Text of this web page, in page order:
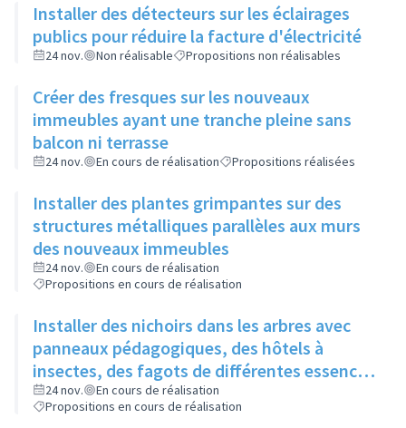
Installer des détecteurs sur les éclairages
publics pour réduire la facture d'électricité
24 nov. Non réalisable Propositions non réalisables
Créer des fresques sur les nouveaux
immeubles ayant une tranche pleine sans
balcon ni terrasse
24 nov. En cours de réalisation Propositions réalisées
Installer des plantes grimpantes sur des
structures métalliques parallèles aux murs
des nouveaux immeubles
24 nov.
En cours de réalisation
Propositions en cours de réalisation
Installer des nichoirs dans les arbres avec
panneaux pédagogiques, des hôtels à
insectes, des fagots de différentes essences
pour stimuler la biodiversité sur la place du
Château à la Roue
24 nov.
En cours de réalisation
Propositions en cours de réalisation